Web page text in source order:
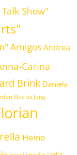
Show"
Amigos Andrea
Carina
Brink Daniela
Eloy de Jong
Heino